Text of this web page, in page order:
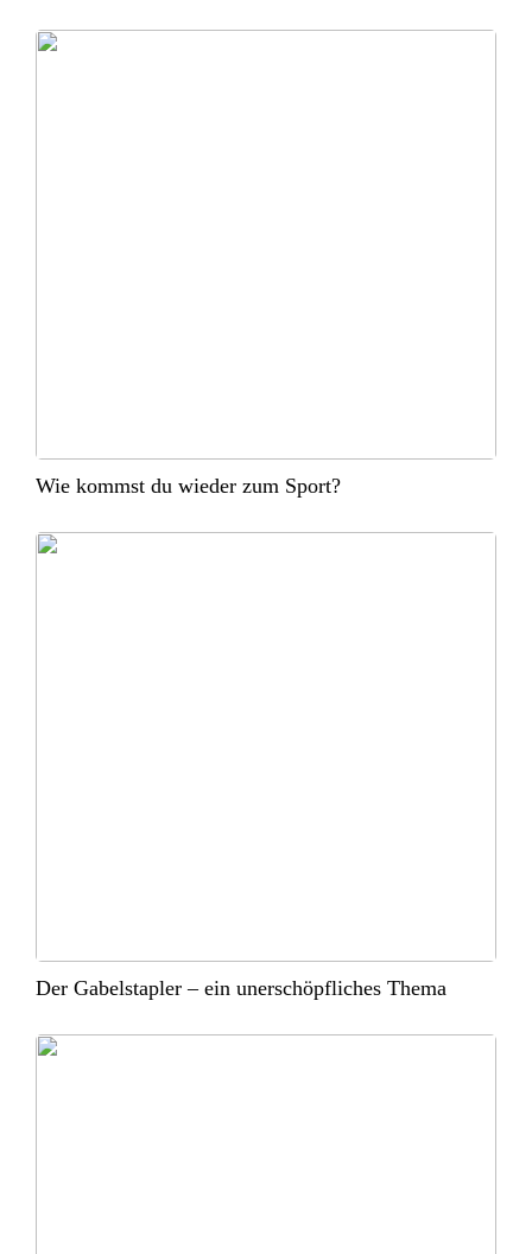
Wie kommst du wieder zum Sport?
Der Gabelstapler – ein unerschöpfliches Thema